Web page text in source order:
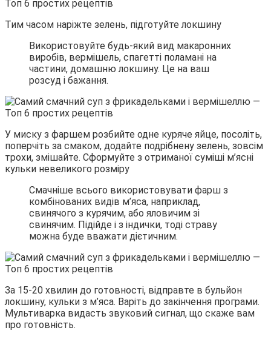
Тим часом наріжте зелень, підготуйте локшину
Використовуйте будь-який вид макаронних
виробів, вермішель, спагетті поламані на
частини, домашню локшину. Це на ваш
розсуд і бажання.
У миску з фаршем розбийте одне куряче яйце, посоліть,
поперчіть за смаком, додайте подрібнену зелень, зовсім
трохи, змішайте. Сформуйте з отриманої суміші м’ясні
кульки невеликого розміру
Смачніше всього використовувати фарш з
комбінованих видів м’яса, наприклад,
свинячого з курячим, або яловичим зі
свинячим. Підійде і з індички, тоді страву
можна буде вважати дієтичним.
За 15-20 хвилин до готовності, відправте в бульйон
локшину, кульки з м’яса. Варіть до закінчення програми.
Мультиварка видасть звуковий сигнал, що скаже вам
про готовність.